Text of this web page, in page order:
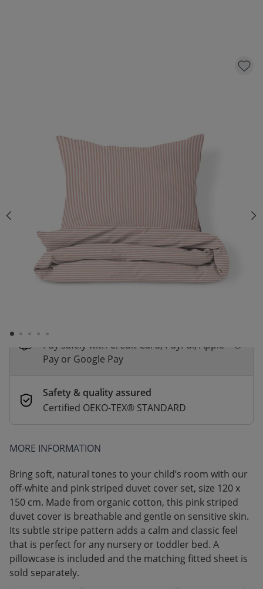
CLICK AND BUY
Fast & Free delivery above £100*
Order by 2pm for same-day dispatch.
Secure payments
Pay safely with Credit Card, PayPal, Apple
Pay or Google Pay
Safety & quality assured
Certified OEKO-TEX® STANDARD
MORE INFORMATION
Bring soft, natural tones to your child’s room with our
off-white and pink striped duvet cover set, size 120 x
150 cm. Made from organic cotton, this pink striped
duvet cover is breathable and gentle on sensitive skin.
Its subtle stripe pattern adds a calm and classic feel
that is perfect for any nursery or toddler bed. A
pillowcase is included and the matching fitted sheet is
sold separately.